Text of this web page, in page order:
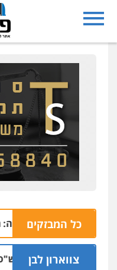
כל המבזקים
הבהרה:
צווארון לבן
כתב אישום: יו"ר ש"ס